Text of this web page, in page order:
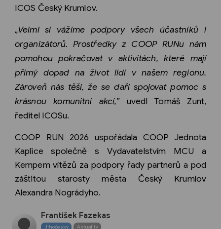
ICOS Český Krumlov.
„Velmi si vážíme podpory všech účastníků i
organizátorů. Prostředky z COOP RUNu nám
pomohou pokračovat v aktivitách, které mají
přímý dopad na život lidí v našem regionu.
Zároveň nás těší, že se daří spojovat pomoc s
krásnou komunitní akcí,”uvedl Tomáš Zunt,
ředitel ICOSu.
COOP RUN 2026 uspořádala COOP Jednota
Kaplice společně s Vydavatelstvím MCU a
Kempem vítězů za podpory řady partnerů a pod
záštitou starosty města Český Krumlov
Alexandra Nográdyho.
František Fazekas
Jihočeský Aktuality